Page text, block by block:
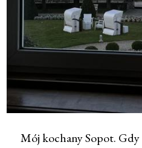
Mój kochany Sopot. Gdy